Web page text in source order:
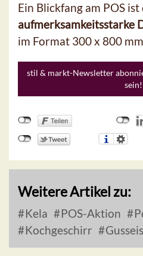
Ein Blickfang am POS ist
aufmerksamkeitsstarke
im Format 300 x 800
stil & markt-Newsletter
sein!
Weitere Artikel zu:
Kela POS-Aktion
Kochgeschirr